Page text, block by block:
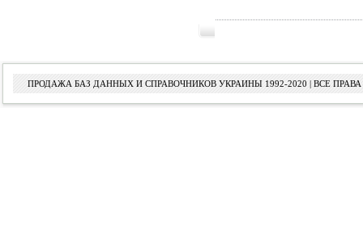
ПРОДАЖА БАЗ ДАННЫХ И СПРАВОЧНИКОВ УКРАИНЫ 1992-2020 | ВСЕ